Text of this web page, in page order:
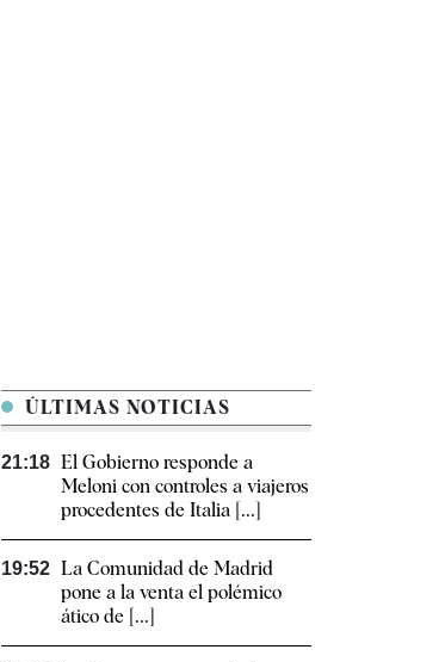
ÚLTIMAS NOTICIAS
21:18 El Gobierno responde a
Meloni con controles a viajeros
procedentes de Italia [...]
19:52 La Comunidad de Madrid
pone a la venta el polémico
ático de [...]